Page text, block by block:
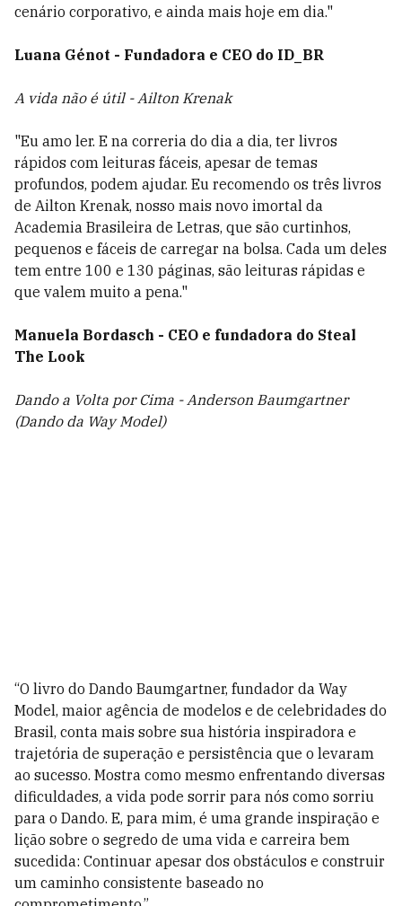
cenário corporativo, e ainda mais hoje em dia."
Luana Génot - Fundadora e CEO do ID_BR
A vida não é útil - Ailton Krenak
"Eu amo ler. E na correria do dia a dia, ter livros
rápidos com leituras fáceis, apesar de temas
profundos, podem ajudar. Eu recomendo os três livros
de Ailton Krenak, nosso mais novo imortal da
Academia Brasileira de Letras, que são curtinhos,
pequenos e fáceis de carregar na bolsa. Cada um deles
tem entre 100 e 130 páginas, são leituras rápidas e
que valem muito a pena."
Manuela Bordasch - CEO e fundadora do Steal
The Look
Dando a Volta por Cima - Anderson Baumgartner
(Dando da Way Model)
“O livro do Dando Baumgartner, fundador da Way
Model, maior agência de modelos e de celebridades do
Brasil, conta mais sobre sua história inspiradora e
trajetória de superação e persistência que o levaram
ao sucesso. Mostra como mesmo enfrentando diversas
dificuldades, a vida pode sorrir para nós como sorriu
para o Dando. E, para mim, é uma grande inspiração e
lição sobre o segredo de uma vida e carreira bem
sucedida: Continuar apesar dos obstáculos e construir
um caminho consistente baseado no